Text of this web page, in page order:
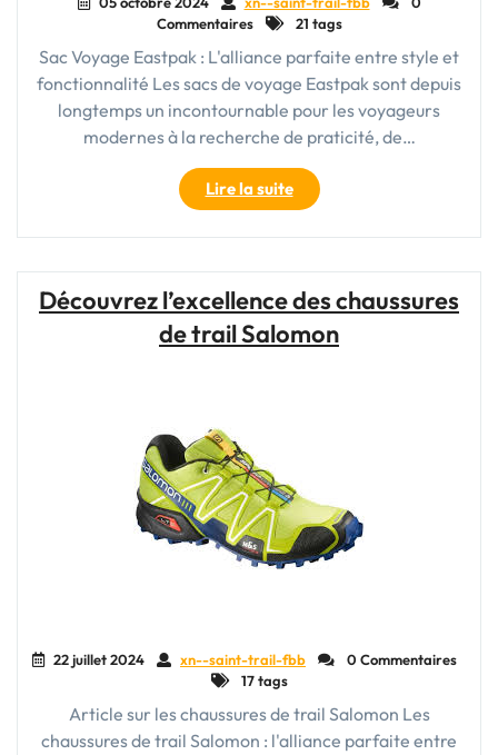
Commentaires
21 tags
Sac Voyage Eastpak : L'alliance parfaite entre style et
fonctionnalité Les sacs de voyage Eastpak sont depuis
longtemps un incontournable pour les voyageurs
modernes à la recherche de praticité, de…
Lire la suite"Le
sac
de
:
l’alliance
Découvrez l’excellence des chaussures
de trail Salomon
22 juillet 2024 xn--saint-trail-fbb
0 Commentaires
17 tags
Article sur les chaussures de trail Salomon Les
chaussures de trail Salomon : l'alliance parfaite entre